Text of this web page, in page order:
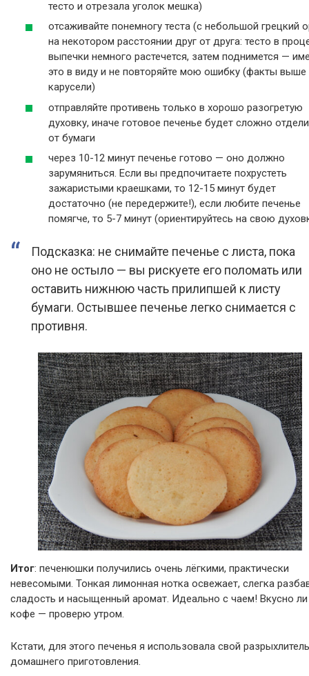
тесто и отрезала уголок мешка)
отсаживайте понемногу теста (с небольшой грецкий
на некотором расстоянии друг от друга: тесто в
выпечки немного растечется, затем поднимется —
это в виду и не повторяйте мою ошибку (факты выше
карусели)
отправляйте противень только в хорошо разогретую
духовку, иначе готовое печенье будет сложно
от бумаги
через 10-12 минут печенье готово — оно должно
зарумяниться. Если вы предпочитаете похрустеть
зажаристыми краешками, то 12-15 минут будет
достаточно (не передержите!), если любите печенье
помягче, то 5-7 минут (ориентируйтесь на свою
Подсказка: не снимайте печенье с листа, пока
оно не остыло — вы рискуете его поломать или
оставить нижнюю часть прилипшей к листу
бумаги. Остывшее печенье легко снимается с
противня.
Итог: печенюшки получились очень лёгкими, практически
невесомыми. Тонкая лимонная нотка освежает, слегка
сладость и насыщенный аромат. Идеально с чаем! Вкусно
кофе — проверю утром.
Кстати, для этого печенья я использовала свой разрыхлитель
домашнего приготовления.